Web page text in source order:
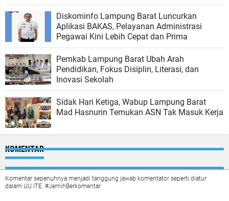
Diskominfo Lampung Barat Luncurkan
Aplikasi BAKAS, Pelayanan Administrasi
Pegawai Kini Lebih Cepat dan Prima
Pemkab Lampung Barat Ubah Arah
Pendidikan, Fokus Disiplin, Literasi, dan
Inovasi Sekolah
Sidak Hari Ketiga, Wabup Lampung Barat
Mad Hasnurin Temukan ASN Tak Masuk Kerja
KOMENTAR
Komentar sepenuhnya menjadi tanggung jawab komentator seperti diatur
dalam UU ITE. #JernihBerkomentar